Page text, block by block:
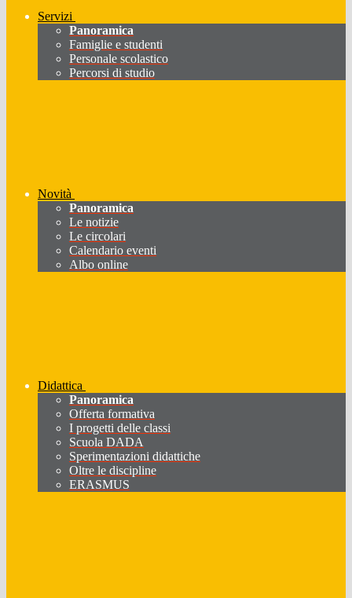
Servizi
Panoramica
Famiglie e studenti
Personale scolastico
Percorsi di studio
Novità
Panoramica
Le notizie
Le circolari
Calendario eventi
Albo online
Didattica
Panoramica
Offerta formativa
I progetti delle classi
Scuola DADA
Sperimentazioni didattiche
Oltre le discipline
ERASMUS